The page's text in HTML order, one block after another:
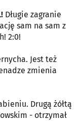
Długie zagranie
sam na sam z
2:0!
Jest też
zmienia
Drugą żółtą
- otrzymał